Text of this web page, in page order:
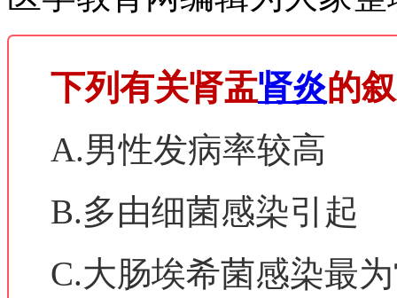
下列有关肾盂肾炎的
A.男性发病率较高
B.多由细菌感染引起
C.大肠埃希菌感染最